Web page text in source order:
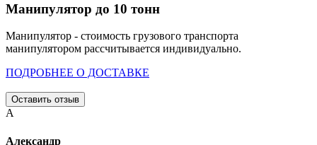
Манипулятор до 10 тонн
Манипулятор - стоимость грузового транспорта
манипулятором рассчитывается индивидуально.
ПОДРОБНЕЕ О ДОСТАВКЕ
Оставить отзыв
А
Александр